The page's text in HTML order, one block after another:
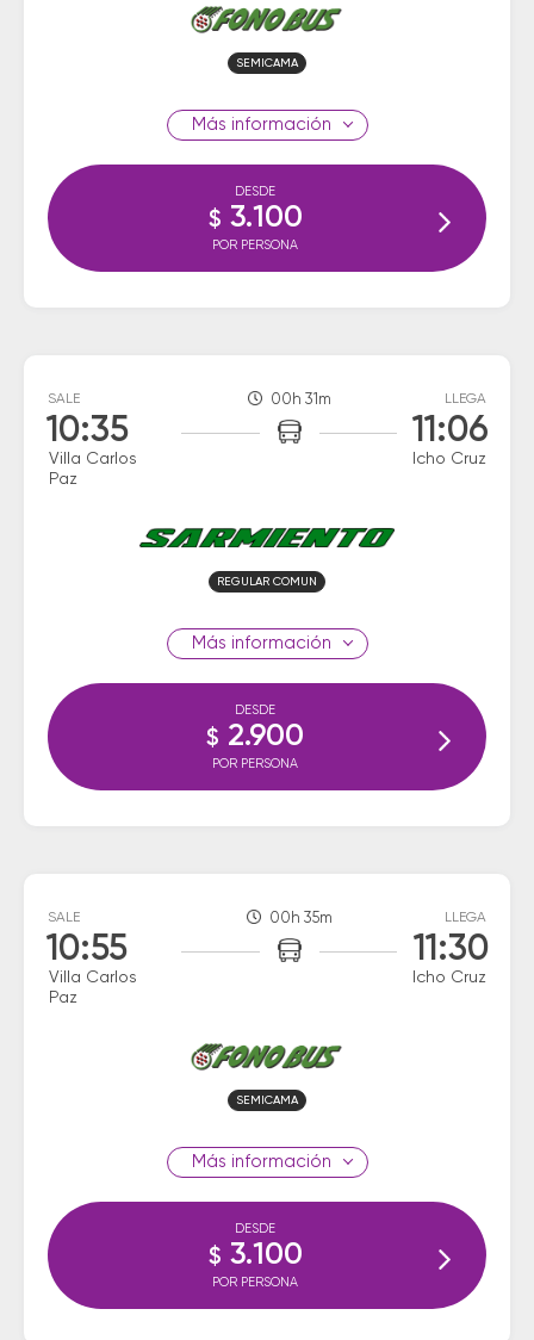
SEMICAMA
información
DESDE
$ 3.100
POR PERSONA
SALE
10:35
Villa Carlos
Paz
00h 31m LLEGA
11:06
Icho Cruz
REGULAR COMUN
información
DESDE
$ 2.900
POR PERSONA
SALE
10:55
Villa Carlos
Paz
00h 35m LLEGA
11:30
Icho Cruz
SEMICAMA
información
DESDE
$ 3.100
POR PERSONA